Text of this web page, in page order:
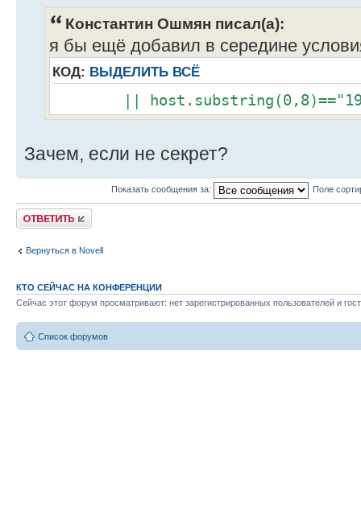
Константин Ошмян писал(а):
я бы ещё добавил в середине
КОД: ВЫДЕЛИТЬ ВСЁ
||
Зачем, если не секрет?
Показать сообщения за: Поле
Ответить
Вернуться в Novell
КТО СЕЙЧАС НА КОНФЕРЕНЦИИ
Сейчас этот форум просматривают: нет зарегистрированных пользователей и
Список форумов